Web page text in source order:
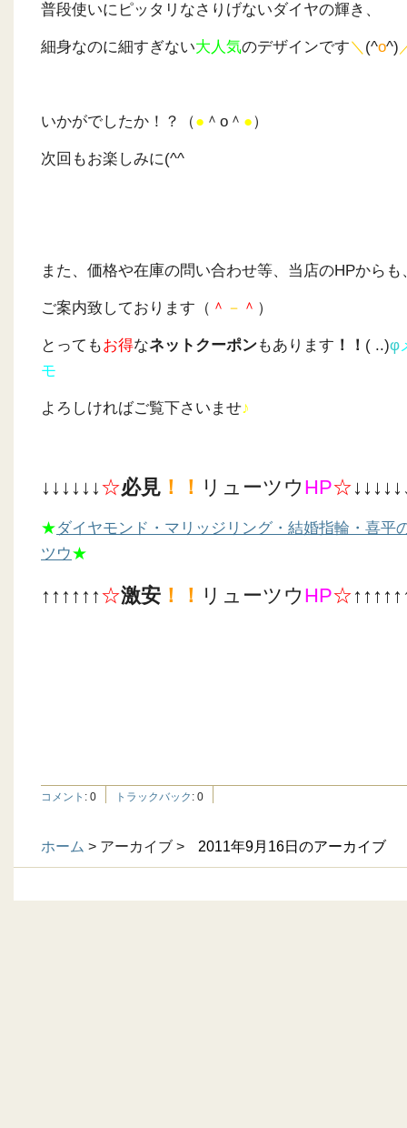
普段使いにピッタリなさりげないダイヤの輝き、
細身なのに細すぎない大人気のデザインです＼ (^o^)
いかがでしたか！？（● ＾o＾ ●）
次回もお楽しみに(^^
また、価格や在庫の問い合わせ等、当店のHPからも
ご案内致しております（ ＾ － ＾ ）
とってもお得なネットクーポンもあります ！！ ( ..)φ
モ
よろしければご覧下さいませ♪
↓↓↓↓↓↓☆必見 ！！ リューツウ HP☆
★ダイヤモンド・マリッジリング・結婚指輪・喜平
ツウ★
↑↑↑↑↑↑☆激安 ！！ リューツウ HP☆
コメント : 0 トラックバック : 0
ホーム > アーカイブ > 2011年9月16日のアーカイブ